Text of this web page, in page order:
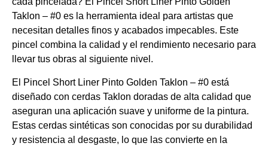
Taklon – #0 es la herramienta ideal para artistas que
necesitan detalles finos y acabados impecables. Este
pincel combina la calidad y el rendimiento necesario para
llevar tus obras al siguiente nivel.
El Pincel Short Liner Pinto Golden Taklon – #0 está
diseñado con cerdas Taklon doradas de alta calidad que
aseguran una aplicación suave y uniforme de la pintura.
Estas cerdas sintéticas son conocidas por su durabilidad
y resistencia al desgaste, lo que las convierte en la